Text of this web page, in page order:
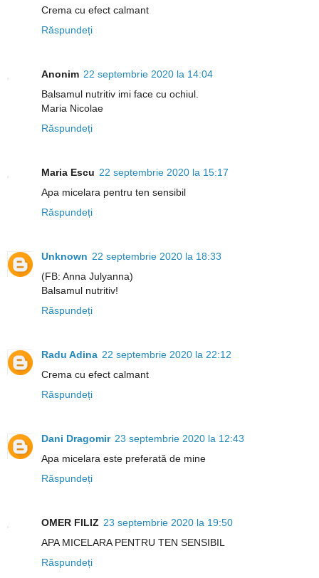
Crema cu efect calmant
Răspundeți
Anonim 22 septembrie 2020 la 14:04
Balsamul nutritiv imi face cu ochiul.
Maria Nicolae
Răspundeți
Maria Escu 22 septembrie 2020 la 15:17
Apa micelara pentru ten sensibil
Răspundeți
Unknown 22 septembrie 2020 la 18:33
(FB: Anna Julyanna)
Balsamul nutritiv!
Răspundeți
Radu Adina 22 septembrie 2020 la 22:12
Crema cu efect calmant
Răspundeți
Dani Dragomir 23 septembrie 2020 la 12:43
Apa micelara este preferată de mine
Răspundeți
OMER FILIZ 23 septembrie 2020 la 19:50
APA MICELARA PENTRU TEN SENSIBIL
Răspundeți